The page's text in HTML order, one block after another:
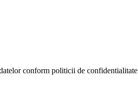
conform politicii de confidentialitate